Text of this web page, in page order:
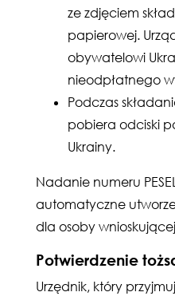
ze zdjęciem
papierowej.
obywatelowi
nieodpłatnego
Podczas
pobiera odciski
Ukrainy.
Nadanie numeru
automatyczne
dla osoby
Potwierdzenie
Urzędnik, który